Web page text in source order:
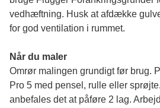
vedhæftning. Husk at afdække
for god ventilation i rummet.
Når du maler
Omrør malingen grundigt før brug.
Pro 5 med pensel, rulle eller
anbefales det at påføre 2 lag.